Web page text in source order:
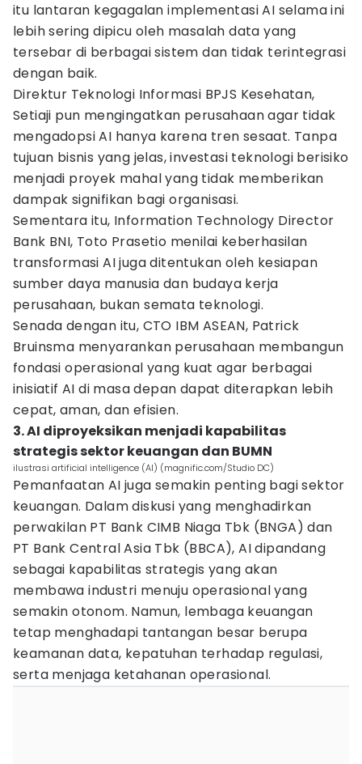
itu lantaran kegagalan implementasi AI selama ini
lebih sering dipicu oleh masalah data yang
tersebar di berbagai sistem dan tidak terintegrasi
dengan baik.
Direktur Teknologi Informasi BPJS Kesehatan,
Setiaji pun mengingatkan perusahaan agar tidak
mengadopsi AI hanya karena tren sesaat. Tanpa
tujuan bisnis yang jelas, investasi teknologi berisiko
menjadi proyek mahal yang tidak memberikan
dampak signifikan bagi organisasi.
Sementara itu, Information Technology Director
Bank BNI, Toto Prasetio menilai keberhasilan
transformasi AI juga ditentukan oleh kesiapan
sumber daya manusia dan budaya kerja
perusahaan, bukan semata teknologi.
Senada dengan itu, CTO IBM ASEAN, Patrick
Bruinsma menyarankan perusahaan membangun
fondasi operasional yang kuat agar berbagai
inisiatif AI di masa depan dapat diterapkan lebih
cepat, aman, dan efisien.
3. AI diproyeksikan menjadi kapabilitas
strategis sektor keuangan dan BUMN
ilustrasi artificial intelligence (AI) (magnific.com/Studio DC)
Pemanfaatan AI juga semakin penting bagi sektor
keuangan. Dalam diskusi yang menghadirkan
perwakilan PT Bank CIMB Niaga Tbk (BNGA) dan
PT Bank Central Asia Tbk (BBCA), AI dipandang
sebagai kapabilitas strategis yang akan
membawa industri menuju operasional yang
semakin otonom. Namun, lembaga keuangan
tetap menghadapi tantangan besar berupa
keamanan data, kepatuhan terhadap regulasi,
serta menjaga ketahanan operasional.